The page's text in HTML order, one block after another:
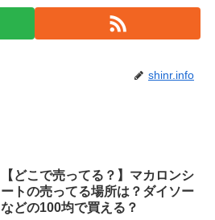
shinr.info
【どこで売ってる？】マカロンシ
ートの売ってる場所は？ダイソー
などの100均で買える？